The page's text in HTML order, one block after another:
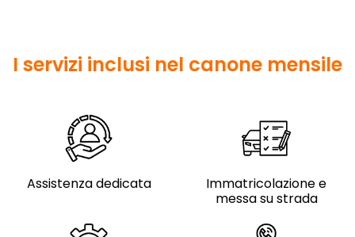
I servizi inclusi nel canone mensile
Assistenza dedicata
Immatricolazione e
messa su strada